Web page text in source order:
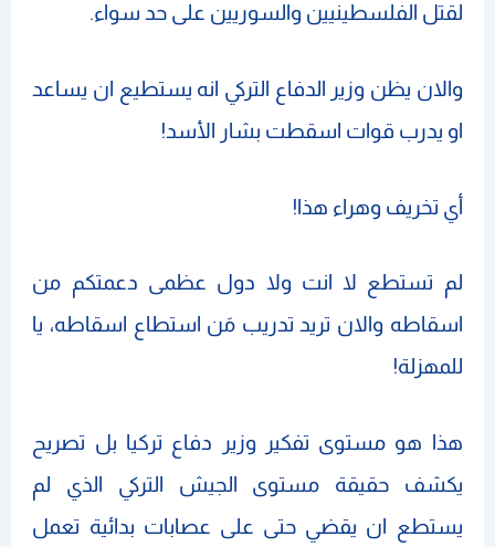
لقتل الفلسطينيين والسوريين على حد سواء.
والان يظن وزير الدفاع التركي انه يستطيع ان يساعد
او يدرب قوات اسقطت بشار الأسد!
أي تخريف وهراء هذا!
لم تستطع لا انت ولا دول عظمى دعمتكم من
اسقاطه والان تريد تدريب مَن استطاع اسقاطه، يا
للمهزلة!
هذا هو مستوى تفكير وزير دفاع تركيا بل تصريح
يكشف حقيقة مستوى الجيش التركي الذي لم
يستطع ان يقضي حتى على عصابات بدائية تعمل